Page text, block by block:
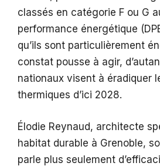
classés en catégorie F ou G
performance énergétique
qu’ils sont particulièrement
constat pousse à agir,
nationaux visent à éradiquer
thermiques d’ici 2028.
Élodie Reynaud, architecte
habitat durable à Grenoble,
parle plus seulement